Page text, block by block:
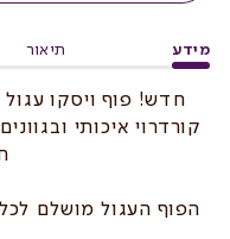
מידע תיאור
חדש! פוף ויסקו
קורדרוי איכותי
הפוף העגול מושלם